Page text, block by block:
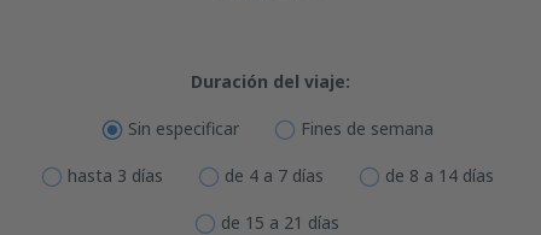
Duración del viaje:
Sin especificar Fines de semana
hasta 3 días de 4 a 7 días de 8 a 14 días
de 15 a 21 días